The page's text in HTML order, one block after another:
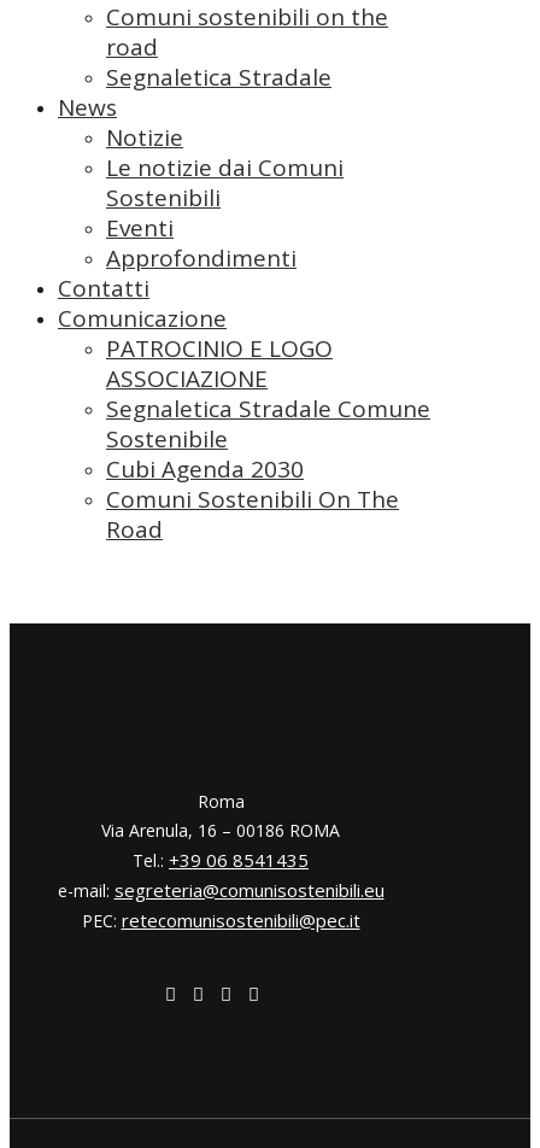
Comuni sostenibili on the
road
Segnaletica Stradale
News
Notizie
Le notizie dai Comuni
Sostenibili
Eventi
Approfondimenti
Contatti
Comunicazione
PATROCINIO E LOGO
ASSOCIAZIONE
Segnaletica Stradale Comune
Sostenibile
Cubi Agenda 2030
Comuni Sostenibili On The
Road
​​Roma
Via Arenula, 16 – 00186 ROMA
Tel.: +39 06 8541435
e-mail: segreteria@comunisostenibili.eu
PEC: retecomunisostenibili@pec.it